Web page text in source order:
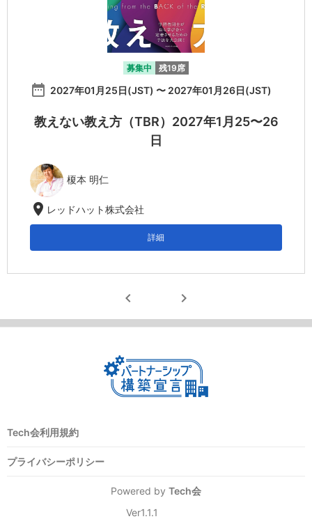
募集中 残19席
date_range 2027年01月25日(JST) 〜 2027年01月26日(JST)
教えない教え方（TBR）2027年1月25〜26
日
榎本 明仁
location_on レッドハット株式会社
詳細
chevron_left chevron_right
Tech会利用規約
プライバシーポリシー
Powered by Tech会
Ver1.1.1